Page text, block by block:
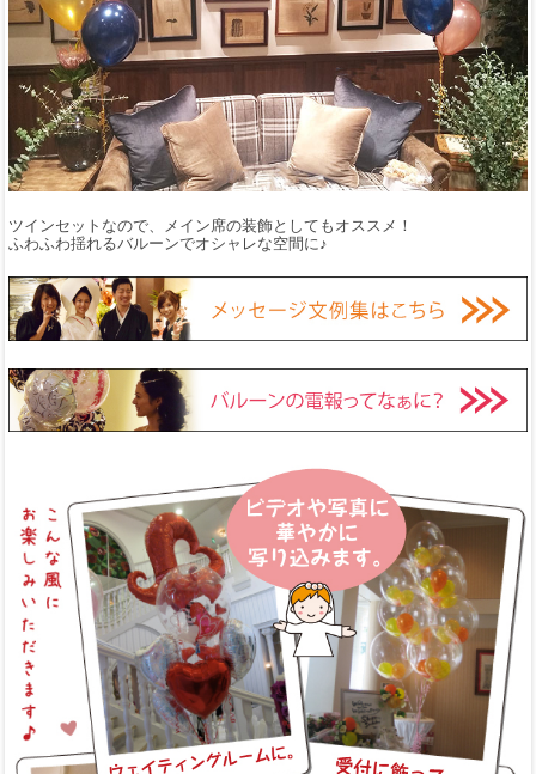
ツインセットなので、メイン席の装飾としてもオススメ！
ふわふわ揺れるバルーンでオシャレな空間に♪